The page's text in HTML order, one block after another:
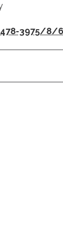
3975/8/